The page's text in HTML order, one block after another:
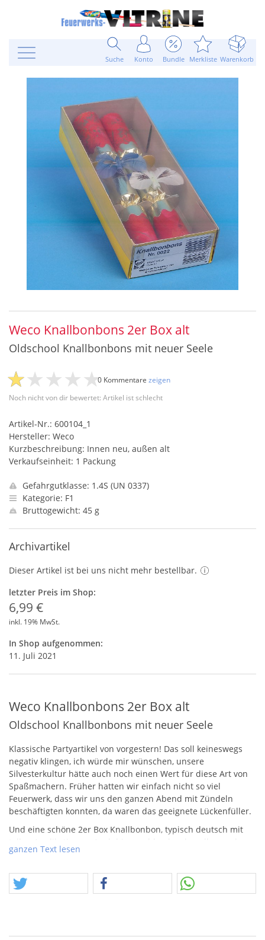
Suche Konto Bundle Merkliste Warenkorb
Weco Knallbonbons 2er Box alt
Oldschool Knallbonbons mit neuer Seele
Noch nicht von dir bewertet: Artikel ist schlecht
0 Kommentare zeigen
Artikel-Nr.: 600104_1
Hersteller: Weco
Kurzbeschreibung: Innen neu, außen alt
Verkaufseinheit: 1 Packung
Gefahrgutklasse: 1.4S (UN 0337)
Kategorie: F1
Bruttogewicht: 45 g
Archivartikel
Dieser Artikel ist bei uns nicht mehr bestellbar.
letzter Preis im Shop:
6,99 €
inkl. 19% MwSt.
In Shop aufgenommen:
11. Juli 2021
Weco Knallbonbons 2er Box alt
Oldschool Knallbonbons mit neuer Seele
Klassische Partyartikel von vorgestern! Das soll keineswegs
negativ klingen, ich würde mir wünschen, unsere
Silvesterkultur hätte auch noch einen Wert für diese Art von
Spaßmachern. Früher hatten wir einfach nicht so viel
Feuerwerk, dass wir uns den ganzen Abend mit Zündeln
beschäftigten konnten, da waren das geeignete Lückenfüller.
Und eine schöne 2er Box Knallbonbon, typisch deutsch mit
verbotenen Ziehknaller raus und von aktuellen Knallbonbons
unterschiedlich sein.
ganzen Text lesen